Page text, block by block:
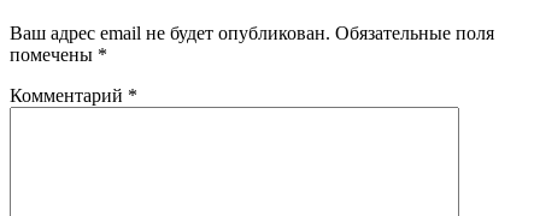
Ваш адрес email не будет опубликован. Обязательные поля
помечены *
Комментарий *